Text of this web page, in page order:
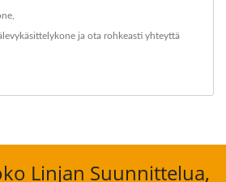
ja ota rohkeasti yhteyttä
Linjan Suunnittelua,